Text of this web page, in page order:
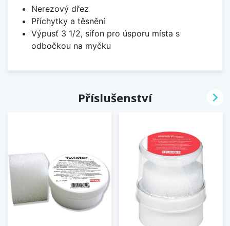
Nerezový dřez
Příchytky a těsnění
Výpusť 3 1/2, sifon pro úsporu místa s
odbočkou na myčku
Příslušenství 